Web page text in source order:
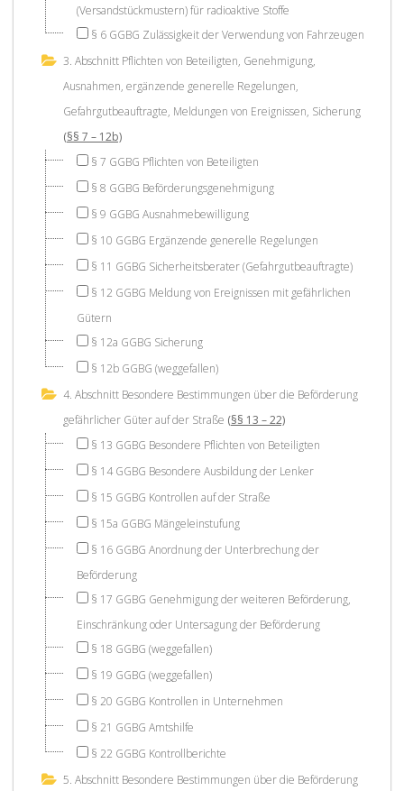
(Versandstückmustern) für radioaktive Stoffe
§ 6 GGBG Zulässigkeit der Verwendung von Fahrzeugen
3. Abschnitt Pflichten von Beteiligten, Genehmigung,
Ausnahmen, ergänzende generelle Regelungen,
Gefahrgutbeauftragte, Meldungen von Ereignissen, Sicherung
(§§ 7 – 12b)
§ 7 GGBG Pflichten von Beteiligten
§ 8 GGBG Beförderungsgenehmigung
§ 9 GGBG Ausnahmebewilligung
§ 10 GGBG Ergänzende generelle Regelungen
§ 11 GGBG Sicherheitsberater (Gefahrgutbeauftragte)
§ 12 GGBG Meldung von Ereignissen mit gefährlichen
Gütern
§ 12a GGBG Sicherung
§ 12b GGBG (weggefallen)
4. Abschnitt Besondere Bestimmungen über die Beförderung
gefährlicher Güter auf der Straße (§§ 13 – 22)
§ 13 GGBG Besondere Pflichten von Beteiligten
§ 14 GGBG Besondere Ausbildung der Lenker
§ 15 GGBG Kontrollen auf der Straße
§ 15a GGBG Mängeleinstufung
§ 16 GGBG Anordnung der Unterbrechung der
Beförderung
§ 17 GGBG Genehmigung der weiteren Beförderung,
Einschränkung oder Untersagung der Beförderung
§ 18 GGBG (weggefallen)
§ 19 GGBG (weggefallen)
§ 20 GGBG Kontrollen in Unternehmen
§ 21 GGBG Amtshilfe
§ 22 GGBG Kontrollberichte
5. Abschnitt Besondere Bestimmungen über die Beförderung